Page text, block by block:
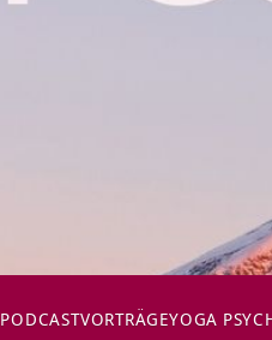
PODCASTVORTRÄGEYOGA